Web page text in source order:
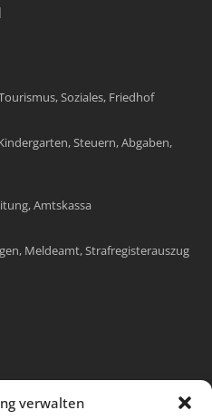
verwalten
Soziales, Friedhof
Steuern, Abgaben,
Amtskassa
Meldeamt, Strafregisterauszug